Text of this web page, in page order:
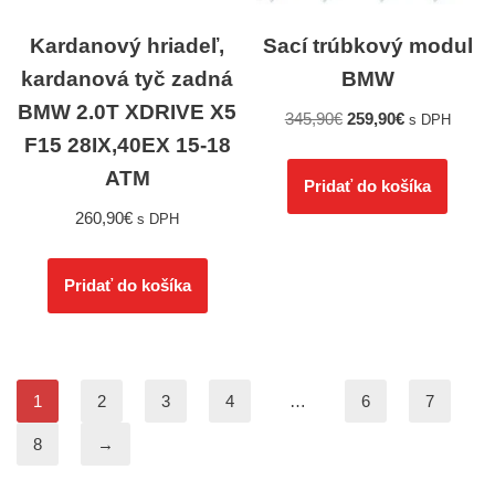
Kardanový hriadeľ,
kardanová tyč zadná
BMW 2.0T XDRIVE X5
F15 28IX,40EX 15-18
ATM
260,90€ s DPH
Pridať do košíka
Sací trúbkový modul
BMW
345,90€ 259,90€ s DPH
Pridať do košíka
1 2 3 4 … 6 7
8 →